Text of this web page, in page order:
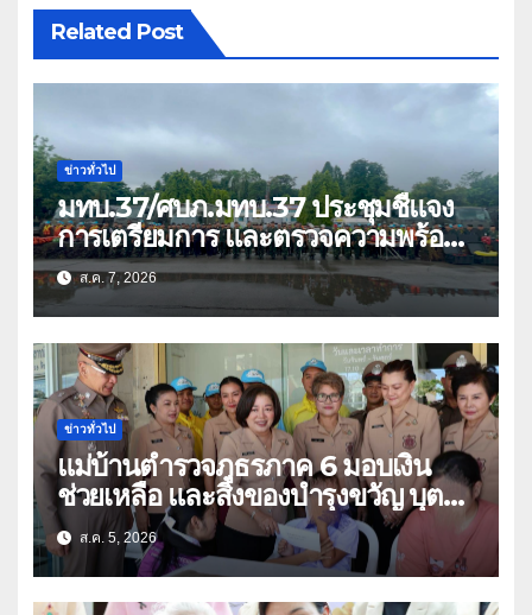
Related Post
ข่าวทั่วไป
มทบ.37/ศบภ.มทบ.37 ประชุมชี้แจง
การเตรียมการ และตรวจความพร้อม
ด้านการบรรเทาสาธารณภัย
ส.ค. 7, 2026
ข่าวทั่วไป
แม่บ้านตำรวจภูธรภาค 6 มอบเงิน
ช่วยเหลือ และสิ่งของบำรุงขวัญ บุตร-
ธิดา ข้าราชการตำรวจจังหวัด
อุทัยธานี
ส.ค. 5, 2026